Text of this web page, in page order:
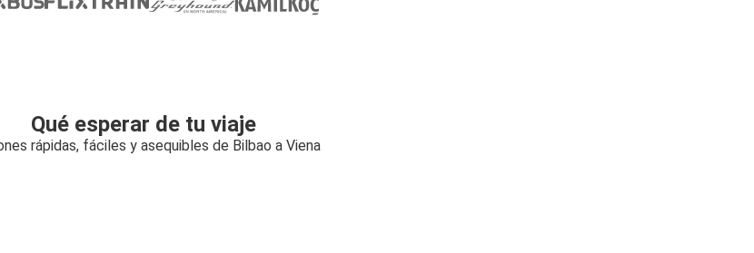
Qué esperar de tu viaje
rápidas, fáciles y asequibles de Bilbao a Viena